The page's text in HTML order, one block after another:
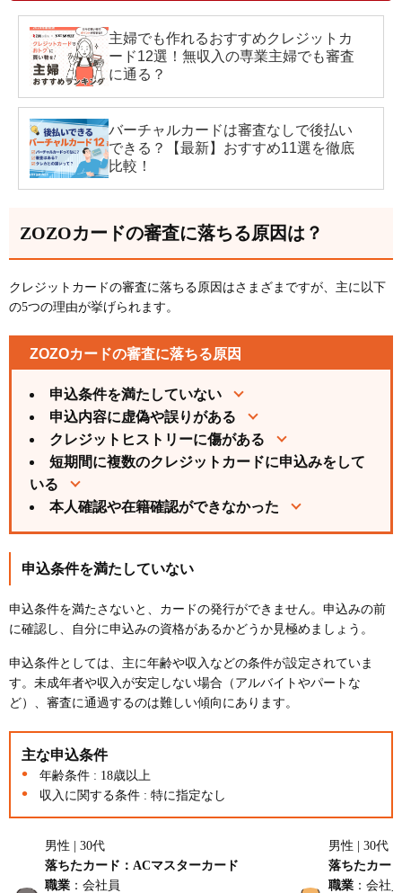
主婦でも作れるおすすめクレジットカ
ード12選！無収入の専業主婦でも審査
に通る？
バーチャルカードは審査なしで後払い
できる？【最新】おすすめ11選を徹底
比較！
ZOZOカードの審査に落ちる原因は？
クレジットカードの審査に落ちる原因はさまざまですが、主に以下
の5つの理由が挙げられます。
ZOZOカードの審査に落ちる原因
申込条件を満たしていない
申込内容に虚偽や誤りがある
クレジットヒストリーに傷がある
短期間に複数のクレジットカードに申込みをして
いる
本人確認や在籍確認ができなかった
申込条件を満たしていない
申込条件を満たさないと、カードの発行ができません。申込みの前
に確認し、自分に申込みの資格があるかどうか見極めましょう。
申込条件としては、主に年齢や収入などの条件が設定されていま
す。未成年者や収入が安定しない場合（アルバイトやパートな
ど）、審査に通過するのは難しい傾向にあります。
主な申込条件
年齢条件 : 18歳以上
収入に関する条件 : 特に指定なし
男性 | 30代
落ちたカード：ACマスターカード
職業 ：会社員
男性 | 30代
落ちたカー
職業 ：会社